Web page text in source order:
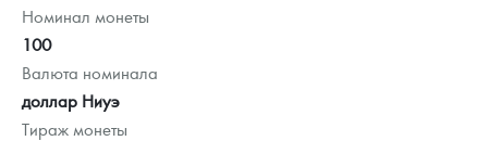
Номинал монеты
100
Валюта номинала
доллар Ниуэ
Тираж монеты